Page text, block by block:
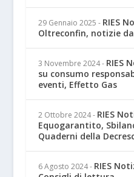
29 Gennaio 2025 - RIES
Oltreconfin, notizie
3 Novembre 2024 - RIES
su consumo
eventi, Effetto Gas
2 Ottobre 2024 - RIES
Equogarantito,
Quaderni della
6 Agosto 2024 - RIES